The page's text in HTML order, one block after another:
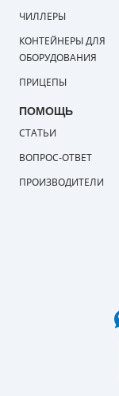
ЧИЛЛЕРЫ
КОНТЕЙНЕРЫ ДЛЯ
ОБОРУДОВАНИЯ
ПРИЦЕПЫ
ПОМОЩЬ
СТАТЬИ
ВОПРОС-ОТВЕТ
ПРОИЗВОДИТЕЛИ